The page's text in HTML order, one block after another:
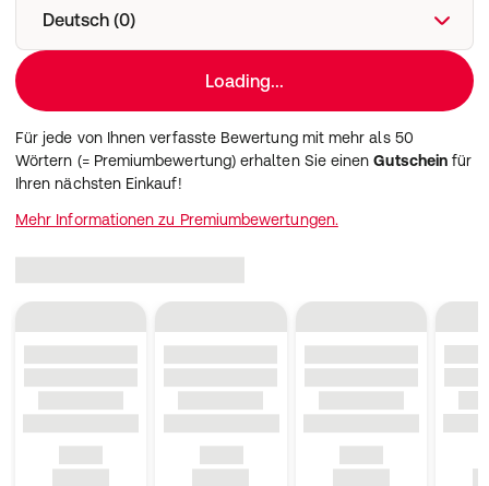
Deutsch (0)
Loading...
Für jede von Ihnen verfasste Bewertung mit mehr als 50
Wörtern (= Premiumbewertung) erhalten Sie einenGutschein für
Ihren nächsten Einkauf!
Mehr Informationen zu Premiumbewertungen.